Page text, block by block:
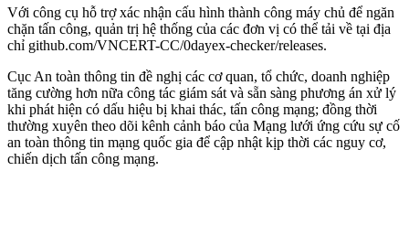
Với công cụ hỗ trợ xác nhận cấu hình thành công máy chủ để ngăn
chặn tấn công, quản trị hệ thống của các đơn vị có thể tải về tại địa
chỉ gi‌thub.com/VNCERT-CC/0dayex-checker/releases.
Cục An toàn thông tin đề nghị các cơ quan, tổ chức, doanh nghiệp
tăng cường hơn nữa công tác giám sát và sẵn sàng phương án xử lý
khi phát hiện có dấu hiệu bị khai thác, tấn công mạng; đồng thời
thường xuyên theo dõi kênh cảnh báo của Mạng lưới ứng cứu sự cố
an toàn thông tin mạng quốc gia để cập nhật kịp thời các nguy cơ,
chiến dịch tấn công mạng.